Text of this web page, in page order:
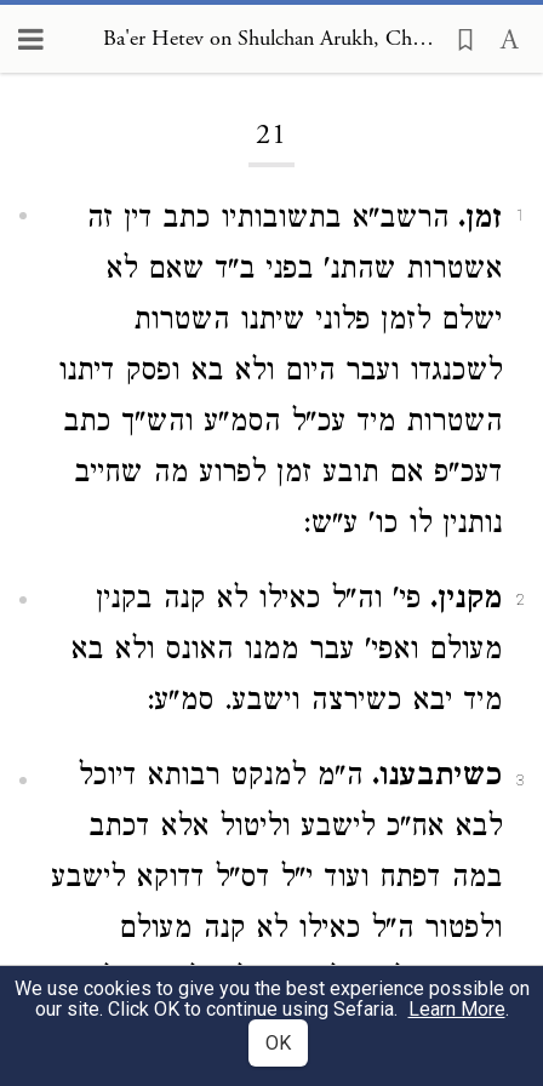
Ba'er Hetev on Shulchan Arukh, Choshen Mishpat 21
21
1 זמן. הרשב"א בתשובותיו כתב דין זה
אשטרות שהתנ' בפני ב"ד שאם לא
ישלם לזמן פלוני שיתנו השטרות
לשכנגדו ועבר היום ולא בא ופסק דיתנו
השטרות מיד עכ"ל הסמ"ע והש"ך כתב
דעכ"פ אם תובע זמן לפרוע מה שחייב
נותנין לו כו' ע"ש:
2 מקנין. פי' וה"ל כאילו לא קנה בקנין
מעולם ואפי' עבר ממנו האונס ולא בא
מיד יבא כשירצה וישבע. סמ"ע:
3 כשיתבענו. ה"מ למנקט רבותא דיוכל
לבא אח"כ לישבע וליטול אלא דכתב
במה דפתח ועוד י"ל דס"ל דדוקא לישבע
ולפטור ה"ל כאילו לא קנה מעולם
משא"כ לענין לישבע וליטול וצ"ע לדינא
עכ"ל הסמ"ע אבל הש"ך מסיק דאין
We use cookies to give you the best experience possible on
our site. Click OK to continue using Sefaria. Learn More.
OK